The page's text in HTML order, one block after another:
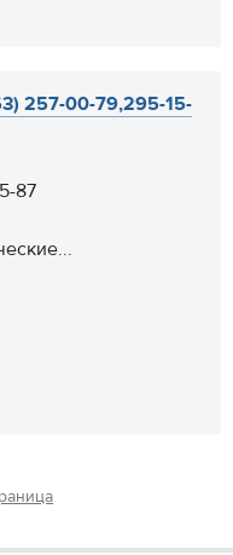
257-00-79,295-15-
87